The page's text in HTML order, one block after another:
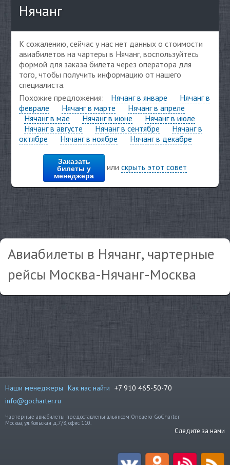
Нячанг
К сожалению, сейчас у нас нет данных о стоимости
авиабилетов на чартеры в Нячанг, воспользуйтесь
формой для заказа билета через оператора для
того, чтобы получить информацию от нашего
специалиста.
Похожие предложения:
Нячанг в январе
Нячанг в
феврале
Нячанг в марте
Нячанг в апреле
Нячанг в мае
Нячанг в июне
Нячанг в июле
Нячанг в августе
Нячанг в сентябре
Нячанг в
октябре
Нячанг в ноябре Нячанг в декабре
Заказать
билеты у
менеджера
или скрыть этот совет
Авиабилеты в Нячанг, чартерные
рейсы Москва-Нячанг-Москва
Наши менеджеры Как нас найти +7 910 465-50-70
info@gocharter.ru
Чартерные авиабилеты предоставлены альянсом Oneaero-GoCharter
Москва, ул.Кольская д.7/8, офис 110.
Следите за нами